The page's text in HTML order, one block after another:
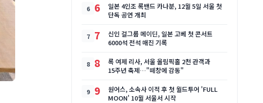
6
일본 4인조 록밴드 카나분, 12월 5일 서울 첫
단독 공연 개최
7
신인 걸그룹 메이딘, 일본 고베 첫 콘서트
6000석 전석 매진 기록
8
록 여제 리사, 서울 올림픽홀 2천 관객과
15주년 축제…"떼창에 감동"
9
원어스, 소속사 이적 후 첫 월드투어 'FULL
MOON' 10월 서울서 시작